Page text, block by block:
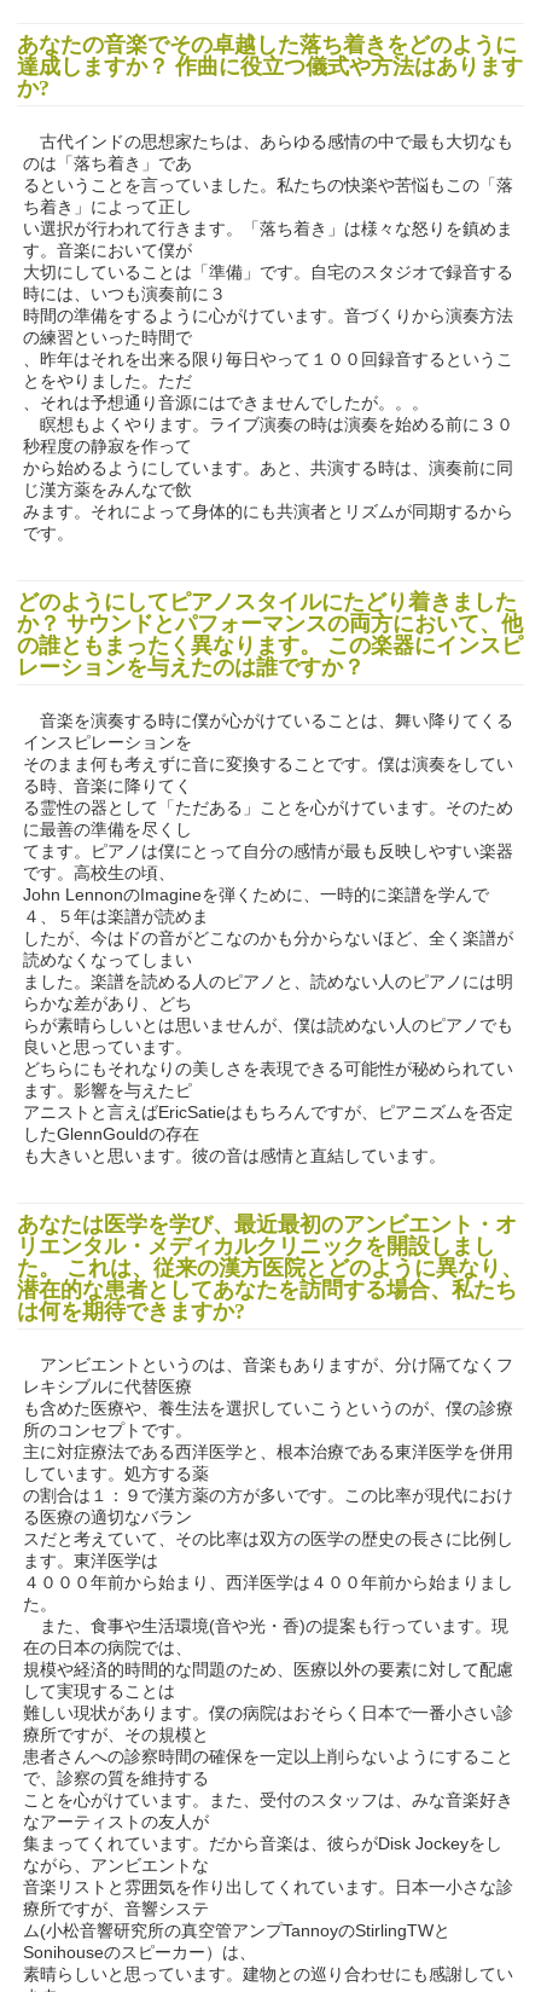
あなたの音楽でその卓越した落ち着きをどのように
達成しますか？ 作曲に役立つ儀式や方法はあります
か?
古代インドの思想家たちは、あらゆる感情の中で最も大切なも
のは「落ち着き」であ
るということを言っていました。私たちの快楽や苦悩もこの「落
ち着き」によって正し
い選択が行われて行きます。「落ち着き」は様々な怒りを鎮めま
す。音楽において僕が
大切にしていることは「準備」です。自宅のスタジオで録音する
時には、いつも演奏前に３
時間の準備をするように心がけています。音づくりから演奏方法
の練習といった時間で
、昨年はそれを出来る限り毎日やって１００回録音するというこ
とをやりました。ただ
、それは予想通り音源にはできませんでしたが。。。
瞑想もよくやります。ライブ演奏の時は演奏を始める前に３０
秒程度の静寂を作って
から始めるようにしています。あと、共演する時は、演奏前に同
じ漢方薬をみんなで飲
みます。それによって身体的にも共演者とリズムが同期するから
です。
どのようにしてピアノスタイルにたどり着きました
か？ サウンドとパフォーマンスの両方において、他
の誰ともまったく異なります。 この楽器にインスピ
レーションを与えたのは誰ですか？
音楽を演奏する時に僕が心がけていることは、舞い降りてくる
インスピレーションを
そのまま何も考えずに音に変換することです。僕は演奏をしてい
る時、音楽に降りてく
る霊性の器として「ただある」ことを心がけています。そのため
に最善の準備を尽くし
てます。ピアノは僕にとって自分の感情が最も反映しやすい楽器
です。高校生の頃、
John LennonのImagineを弾くために、一時的に楽譜を学んで
４、５年は楽譜が読めま
したが、今はドの音がどこなのかも分からないほど、全く楽譜が
読めなくなってしまい
ました。楽譜を読める人のピアノと、読めない人のピアノには明
らかな差があり、どち
らが素晴らしいとは思いませんが、僕は読めない人のピアノでも
良いと思っています。
どちらにもそれなりの美しさを表現できる可能性が秘められてい
ます。影響を与えたピ
アニストと言えばEricSatieはもちろんですが、ピアニズムを否定
したGlennGouldの存在
も大きいと思います。彼の音は感情と直結しています。
あなたは医学を学び、最近最初のアンビエント・オ
リエンタル・メディカルクリニックを開設しまし
た。 これは、従来の漢方医院とどのように異なり、
潜在的な患者としてあなたを訪問する場合、私たち
は何を期待できますか?
アンビエントというのは、音楽もありますが、分け隔てなくフ
レキシブルに代替医療
も含めた医療や、養生法を選択していこうというのが、僕の診療
所のコンセプトです。
主に対症療法である西洋医学と、根本治療である東洋医学を併用
しています。処方する薬
の割合は１：９で漢方薬の方が多いです。この比率が現代におけ
る医療の適切なバラン
スだと考えていて、その比率は双方の医学の歴史の長さに比例し
ます。東洋医学は
４０００年前から始まり、西洋医学は４００年前から始まりまし
た。
また、食事や生活環境(音や光・香)の提案も行っています。現
在の日本の病院では、
規模や経済的時間的な問題のため、医療以外の要素に対して配慮
して実現することは
難しい現状があります。僕の病院はおそらく日本で一番小さい診
療所ですが、その規模と
患者さんへの診察時間の確保を一定以上削らないようにすること
で、診察の質を維持する
ことを心がけています。また、受付のスタッフは、みな音楽好き
なアーティストの友人が
集まってくれています。だから音楽は、彼らがDisk Jockeyをし
ながら、アンビエントな
音楽リストと雰囲気を作り出してくれています。日本一小さな診
療所ですが、音響システ
ム(小松音響研究所の真空管アンプTannoyのStirlingTWと
Sonihouseのスピーカー）は、
素晴らしいと思っています。建物との巡り合わせにも感謝してい